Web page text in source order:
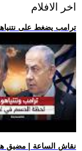
اخر الافلام
.. ترامب يضغط على
.. نقاش الساعة |